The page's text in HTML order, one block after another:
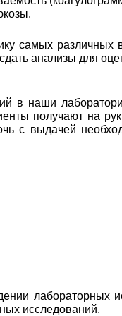
самых различных
анализы для
в наши
получают на
с выдачей
лабораторных
исследований.